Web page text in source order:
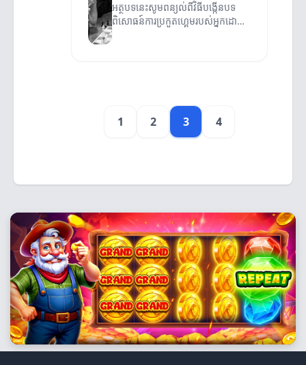
អត្ថបទនេះសូមពន្យល់ពីវិធីបង្កើនបទ
ពិសោធន៍ការប្រកួតហ្គេមរបស់អ្នកដោយ
ការប្រើប្រាស់យុទ្ធសាស្ត្របច្ចេកវិទ្យា និង
1 2 3 4